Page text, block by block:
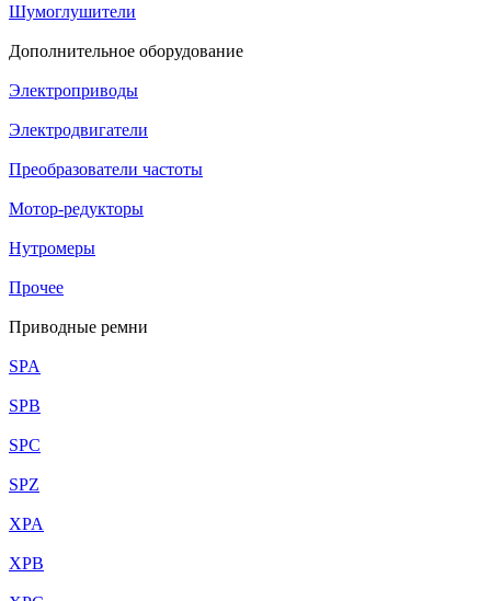
Шумоглушители
Дополнительное оборудование
Электроприводы
Электродвигатели
Преобразователи частоты
Мотор-редукторы
Нутромеры
Прочее
Приводные ремни
SPA
SPB
SPC
SPZ
XPA
XPB